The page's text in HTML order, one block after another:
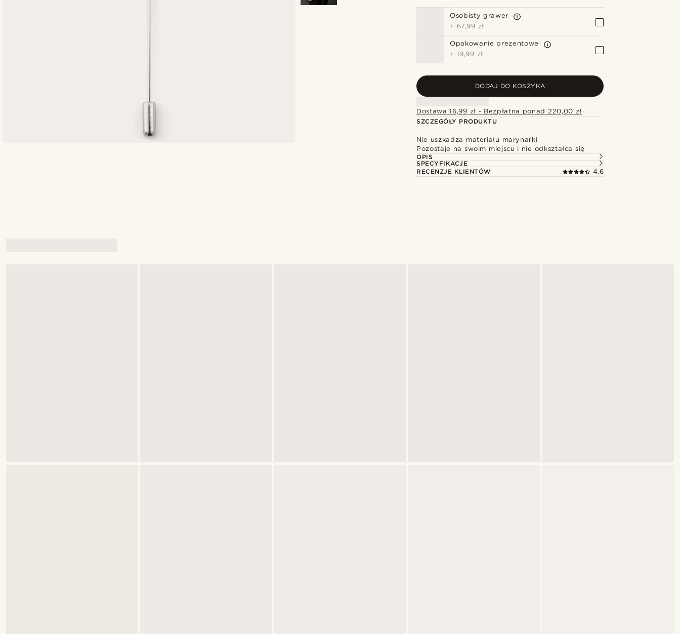
Osobisty grawer
+ 67,99 zł
Opakowanie prezentowe
+ 19,99 zł
DODAJ DO KOSZYKA
Dostawa 16,99 zł - Bezpłatna ponad 220,00 zł
SZCZEGÓŁY PRODUKTU
Nie uszkadza materiału marynarki
Pozostaje na swoim miejscu i nie odkształca się
OPIS
SPECYFIKACJE
RECENZJE KLIENTÓW
4.6